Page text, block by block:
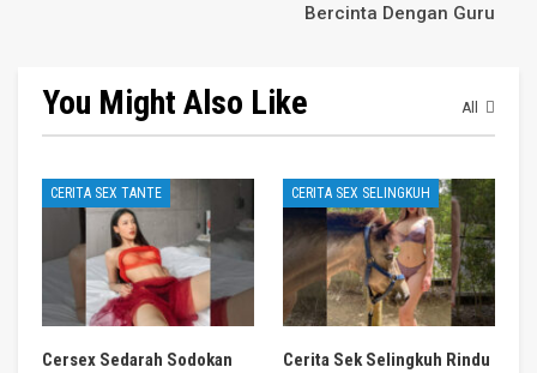
Bercinta Dengan Guru
All
You Might Also Like
CERITA SEX TANTE
Cersex Sedarah Sodokan
CERITA SEX SELINGKUH
Cerita Sek Selingkuh Rindu